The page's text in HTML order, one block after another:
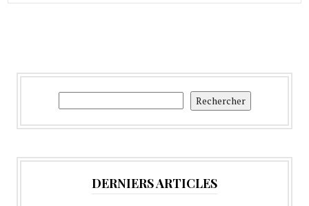
Rechercher
Rechercher
DERNIERS ARTICLES